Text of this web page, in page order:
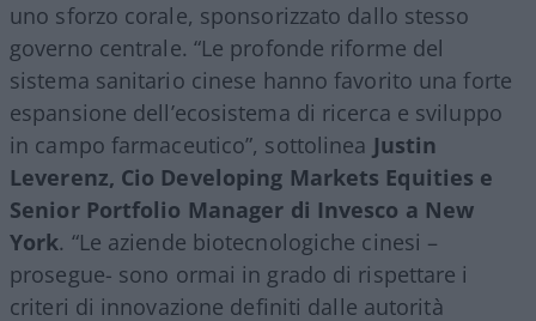
uno sforzo corale, sponsorizzato dallo stesso
governo centrale. “Le profonde riforme del
sistema sanitario cinese hanno favorito una forte
espansione dell’ecosistema di ricerca e sviluppo
in campo farmaceutico”, sottolinea Justin
Leverenz, Cio Developing Markets Equities e
Senior Portfolio Manager di Invesco a New
York. “Le aziende biotecnologiche cinesi –
prosegue- sono ormai in grado di rispettare i
criteri di innovazione definiti dalle autorità